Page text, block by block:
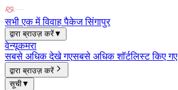
सभी एक में विवाह पैकेज सिंगापुर
द्वारा ब्राउज़ करें▼
वेन्यूकमरा
सबसे अधिक देखे गएसबसे अधिक शॉर्टलिस्ट किए गए
द्वारा ब्राउज़ करें
सूची▼